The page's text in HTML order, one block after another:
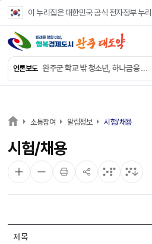
이 누리집은 대한민국 공식 전자정부 누
언론보도
완주 이서면, 홀몸 남성 위한 ‘이서천사 요리교실’
완주군 학교 밖 청소년, 하나금융 장학생 최종 선발
완주군 청소년 여름방학 맞아 “내 손으로 뚝딱”
소통참여 알림정보 시험/채용
시험/채용
제목